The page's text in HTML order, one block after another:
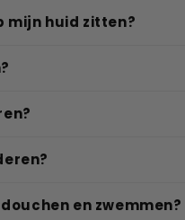
huid zitten?
en zwemmen?